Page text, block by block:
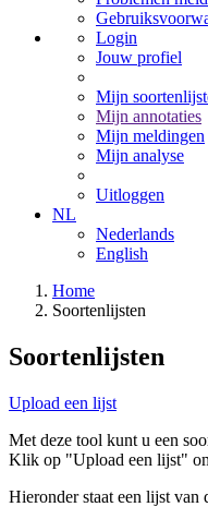
Login
Jouw profiel
Mijn
Mijn annotaties
Mijn meldingen
Mijn analyse
Uitloggen
NL
Nederlands
English
Home
Soortenlijsten
Soortenlijsten
Upload een lijst
Met deze tool kunt u een
Klik op "Upload een lijst"
Hieronder staat een lijst van